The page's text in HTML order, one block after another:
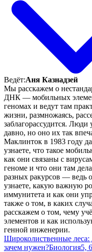
Ведёт:Аня Казнадзей
Мы расскажем о
ДНК — мобильных
геномах и ведут там
жизни, размножаясь,
заблагорассудится.
давно, но оно их так
Маклинток в 1983 году
узнаете, что такое
как они связаны с
геноме и что они там
разных ракурсов — ведь
узнаете, какую важную
иммунитета и как они
также о том, в каких
расскажем о том, чему
элементов и как
генной инженерии.
Широколиственные леса:
зачем нужен?Биология5,